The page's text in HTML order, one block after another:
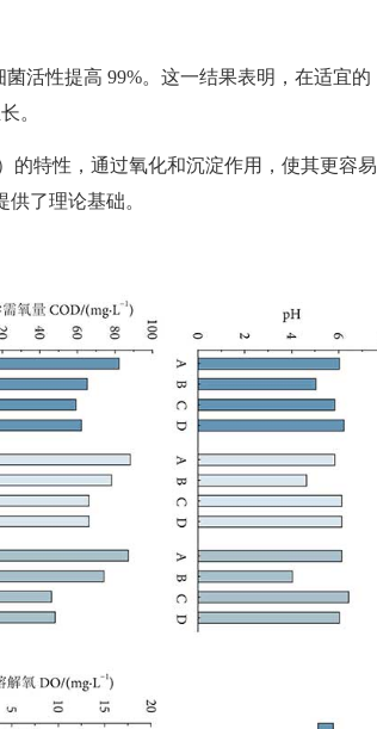
活性提高 99%。这一结果表明，在适宜的
。
的特性，通过氧化和沉淀作用，使其更容易
了理论基础。